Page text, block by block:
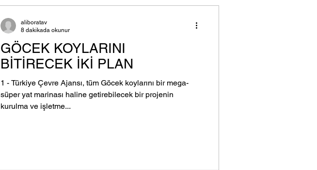
GÖCEK KOYLARINI
BİTİRECEK İKİ PLAN
1 - Türkiye Çevre Ajansı, tüm Göcek koylarını bir mega-
süper yat marinası haline getirebilecek bir projenin
kurulma ve işletme...
aliboratav
8 dakikada okunur